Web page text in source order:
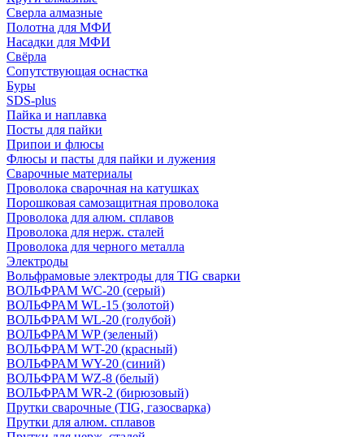
Сверла алмазные
Полотна для МФИ
Насадки для МФИ
Свёрла
Сопутствующая оснастка
Буры
SDS-plus
Пайка и наплавка
Посты для пайки
Припои и флюсы
Флюсы и пасты для пайки и лужения
Сварочные материалы
Проволока сварочная на катушках
Порошковая самозащитная проволока
Проволока для алюм. сплавов
Проволока для нерж. сталей
Проволока для черного металла
Электроды
Вольфрамовые электроды для TIG сварки
ВОЛЬФРАМ WC-20 (серый)
ВОЛЬФРАМ WL-15 (золотой)
ВОЛЬФРАМ WL-20 (голубой)
ВОЛЬФРАМ WP (зеленый)
ВОЛЬФРАМ WT-20 (красный)
ВОЛЬФРАМ WY-20 (синий)
ВОЛЬФРАМ WZ-8 (белый)
ВОЛЬФРАМ WR-2 (бирюзовый)
Прутки сварочные (TIG, газосварка)
Прутки для алюм. сплавов